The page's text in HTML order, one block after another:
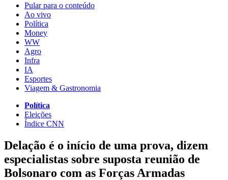
Pular para o conteúdo
Ao vivo
Política
Money
WW
Agro
Infra
IA
Esportes
Viagem & Gastronomia
Política
Eleições
Índice CNN
Delação é o início de uma prova, dizem
especialistas sobre suposta reunião de
Bolsonaro com as Forças Armadas